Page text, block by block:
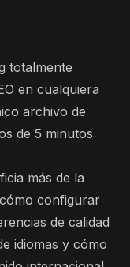
totalmente
en cualquiera
archivo de
de 5 minutos
más de la
configurar
de calidad
idiomas y cómo